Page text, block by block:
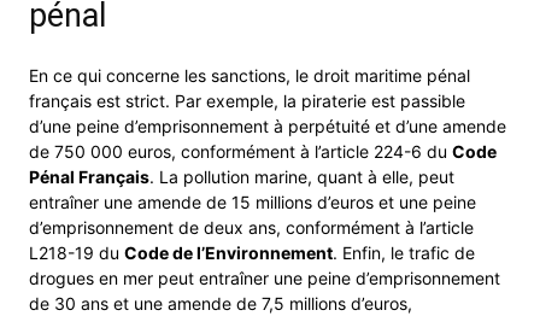
pénal
En ce qui concerne les sanctions, le droit maritime pénal
français est strict. Par exemple, la piraterie est passible
d’une peine d’emprisonnement à perpétuité et d’une amende
de 750 000 euros, conformément à l’article 224-6 du Code
Pénal Français. La pollution marine, quant à elle, peut
entraîner une amende de 15 millions d’euros et une peine
d’emprisonnement de deux ans, conformément à l’article
L218-19 du Code de l’Environnement. Enfin, le trafic de
drogues en mer peut entraîner une peine d’emprisonnement
de 30 ans et une amende de 7,5 millions d’euros,